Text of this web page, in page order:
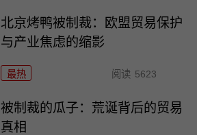
北京烤鸭被制裁：欧盟贸易保护
与产业焦虑的缩影
最热 阅读 5623
被制裁的瓜子：荒诞背后的贸易
真相